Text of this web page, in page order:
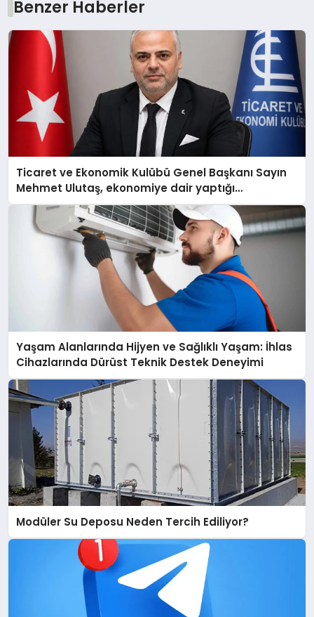
Benzer Haberler
Ticaret ve Ekonomik Kulübü Genel Başkanı Sayın
Mehmet Ulutaş, ekonomiye dair yaptığı
açıklamada şunları kaydetti:
Yaşam Alanlarında Hijyen ve Sağlıklı Yaşam: İhlas
Cihazlarında Dürüst Teknik Destek Deneyimi
Modüler Su Deposu Neden Tercih Ediliyor?